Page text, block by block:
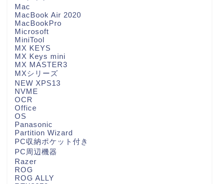
Mac
MacBook Air 2020
MacBookPro
Microsoft
MiniTool
MX KEYS
MX Keys mini
MX MASTER3
MXシリーズ
NEW XPS13
NVME
OCR
Office
OS
Panasonic
Partition Wizard
PC収納ポケット付き
PC周辺機器
Razer
ROG
ROG ALLY